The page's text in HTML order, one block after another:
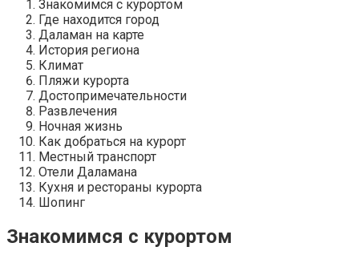
Знакомимся с курортом
Где находится город
Даламан на карте
История региона
Климат
Пляжи курорта
Достопримечательности
Развлечения
Ночная жизнь
Как добраться на курорт
Местный транспорт
Отели Даламана
Кухня и рестораны курорта
Шопинг
Знакомимся с курортом